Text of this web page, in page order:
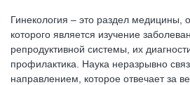
Гинекология – это раздел медицины,
которого является изучение
репродуктивной системы, их
профилактика. Наука неразрывно
направлением, которое отвечает за